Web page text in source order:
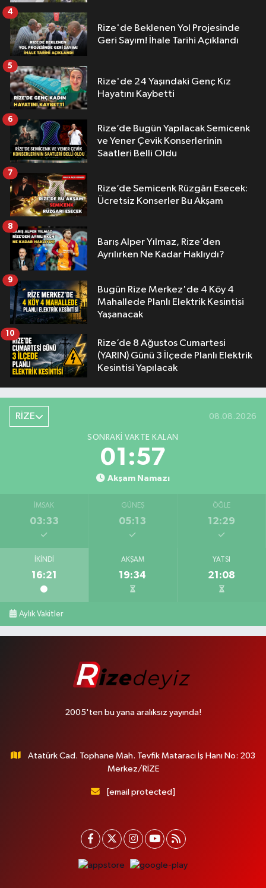
Rize'de Beklenen Yol Projesinde
Geri Sayım! İhale Tarihi Açıklandı
4
Rize'de 24 Yaşındaki Genç Kız
Hayatını Kaybetti
5
Rize’de Bugün Yapılacak Semicenk
ve Yener Çevik Konserlerinin
Saatleri Belli Oldu
6
Rize’de Semicenk Rüzgârı Esecek:
Ücretsiz Konserler Bu Akşam
7
Barış Alper Yılmaz, Rize’den
Ayrılırken Ne Kadar Haklıydı?
8
Bugün Rize Merkez'de 4 Köy 4
Mahallede Planlı Elektrik Kesintisi
Yaşanacak
9
Rize’de 8 Ağustos Cumartesi
(YARIN) Günü 3 İlçede Planlı Elektrik
Kesintisi Yapılacak
10
RİZE 08.08.2026
SONRAKI VAKTE KALAN
01:57
Akşam Namazı
İMSAK
03:33
GÜNEŞ
05:13
ÖĞLE
12:29
İKINDI
16:21
AKŞAM
19:34
YATSI
21:08
Aylık Vakitler
2005'ten bu yana aralıksız yayında!
Atatürk Cad. Tophane Mah. Tevfik Mataracı İş Hanı No: 203
Merkez/RİZE
[email protected]